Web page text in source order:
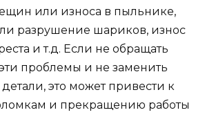
или износа в пыльнике,
разрушение шариков, износ
и т.д. Если не обращать
проблемы и не заменить
это может привести к
и прекращению работы